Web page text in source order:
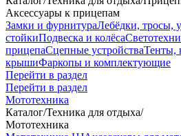
Аксессуары к прицепам
Замки и фурнитураЛебёдки, тросы,
стойкиПодвеска и колёса
прицепаСцепные устройстваТенты,
крышиФаркопы и комплектующие
Перейти в раздел
Перейти в раздел
Мототехника
Каталог/Техника для отдыха/
Мототехника